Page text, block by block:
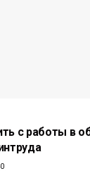
с работы в